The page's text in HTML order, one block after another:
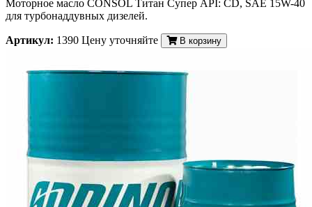
Моторное масло CONSOL Титан Супер API: CD, SAE 15W-40
для турбонаддувных дизелей.
Артикул: 1390 Цену уточняйте В корзину